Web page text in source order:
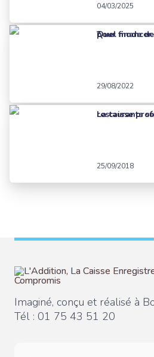
04/03/2025
Quel mode de financement choisir pour financer sa caisse enregistreuse ?
29/08/2022
La caisse professionnelle des bars et
25/09/2018
Imaginé, conçu et réalisé à
Tél : 01 75 43 51 20